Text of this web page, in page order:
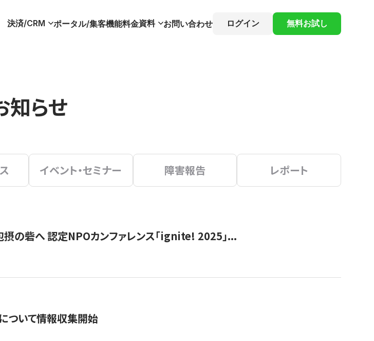
決済/CRM ポータル/集客機能料金資料 お問い合わせ ログイン 無料お試し
知らせ
イベント・セミナー 障害報告 レポート
の砦へ 認定NPOカンファレンス「ignite! 2025」...
ついて情報収集開始